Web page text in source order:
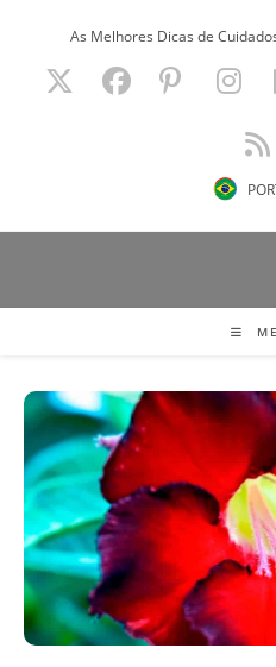
As Melhores Dicas de